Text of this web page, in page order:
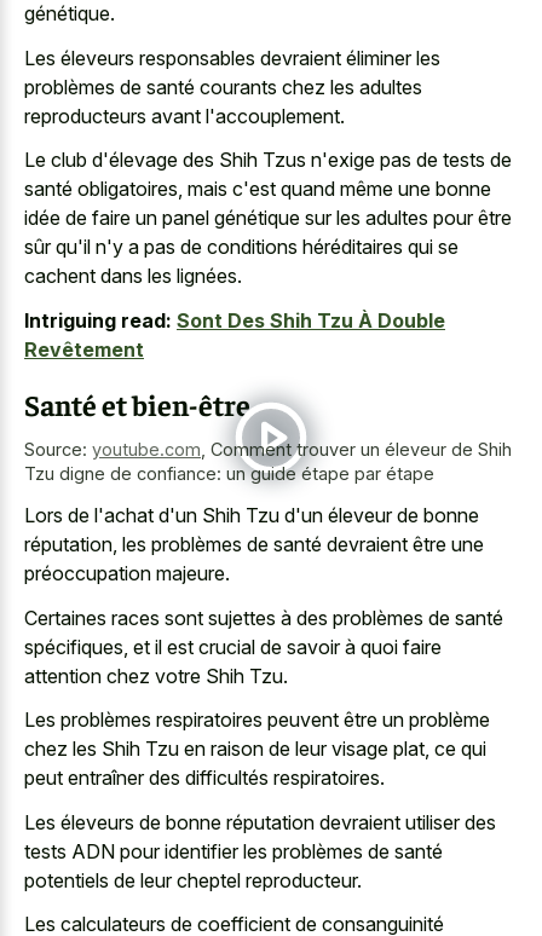
génétique.
Les éleveurs responsables devraient éliminer les
problèmes de santé courants chez les adultes
reproducteurs avant l'accouplement.
Le club d'élevage des Shih Tzus n'exige pas de tests de
santé obligatoires, mais c'est quand même une bonne
idée de faire un panel génétique sur les adultes pour être
sûr qu'il n'y a pas de conditions héréditaires qui se
cachent dans les lignées.
Intriguing read: Sont Des Shih Tzu À Double
Revêtement
Santé et bien-être
Source: youtube.com Comment trouver un éleveur de Shih
Tzu digne de confiance: un guide étape par étape
Lors de l'achat d'un Shih Tzu d'un éleveur de bonne
réputation, les problèmes de santé devraient être une
préoccupation majeure.
Certaines races sont sujettes à des problèmes de santé
spécifiques, et il est crucial de savoir à quoi faire
attention chez votre Shih Tzu.
Les problèmes respiratoires peuvent être un problème
chez les Shih Tzu en raison de leur visage plat, ce qui
peut entraîner des difficultés respiratoires.
Les éleveurs de bonne réputation devraient utiliser des
tests ADN pour identifier les problèmes de santé
potentiels de leur cheptel reproducteur.
Les calculateurs de coefficient de consanguinité